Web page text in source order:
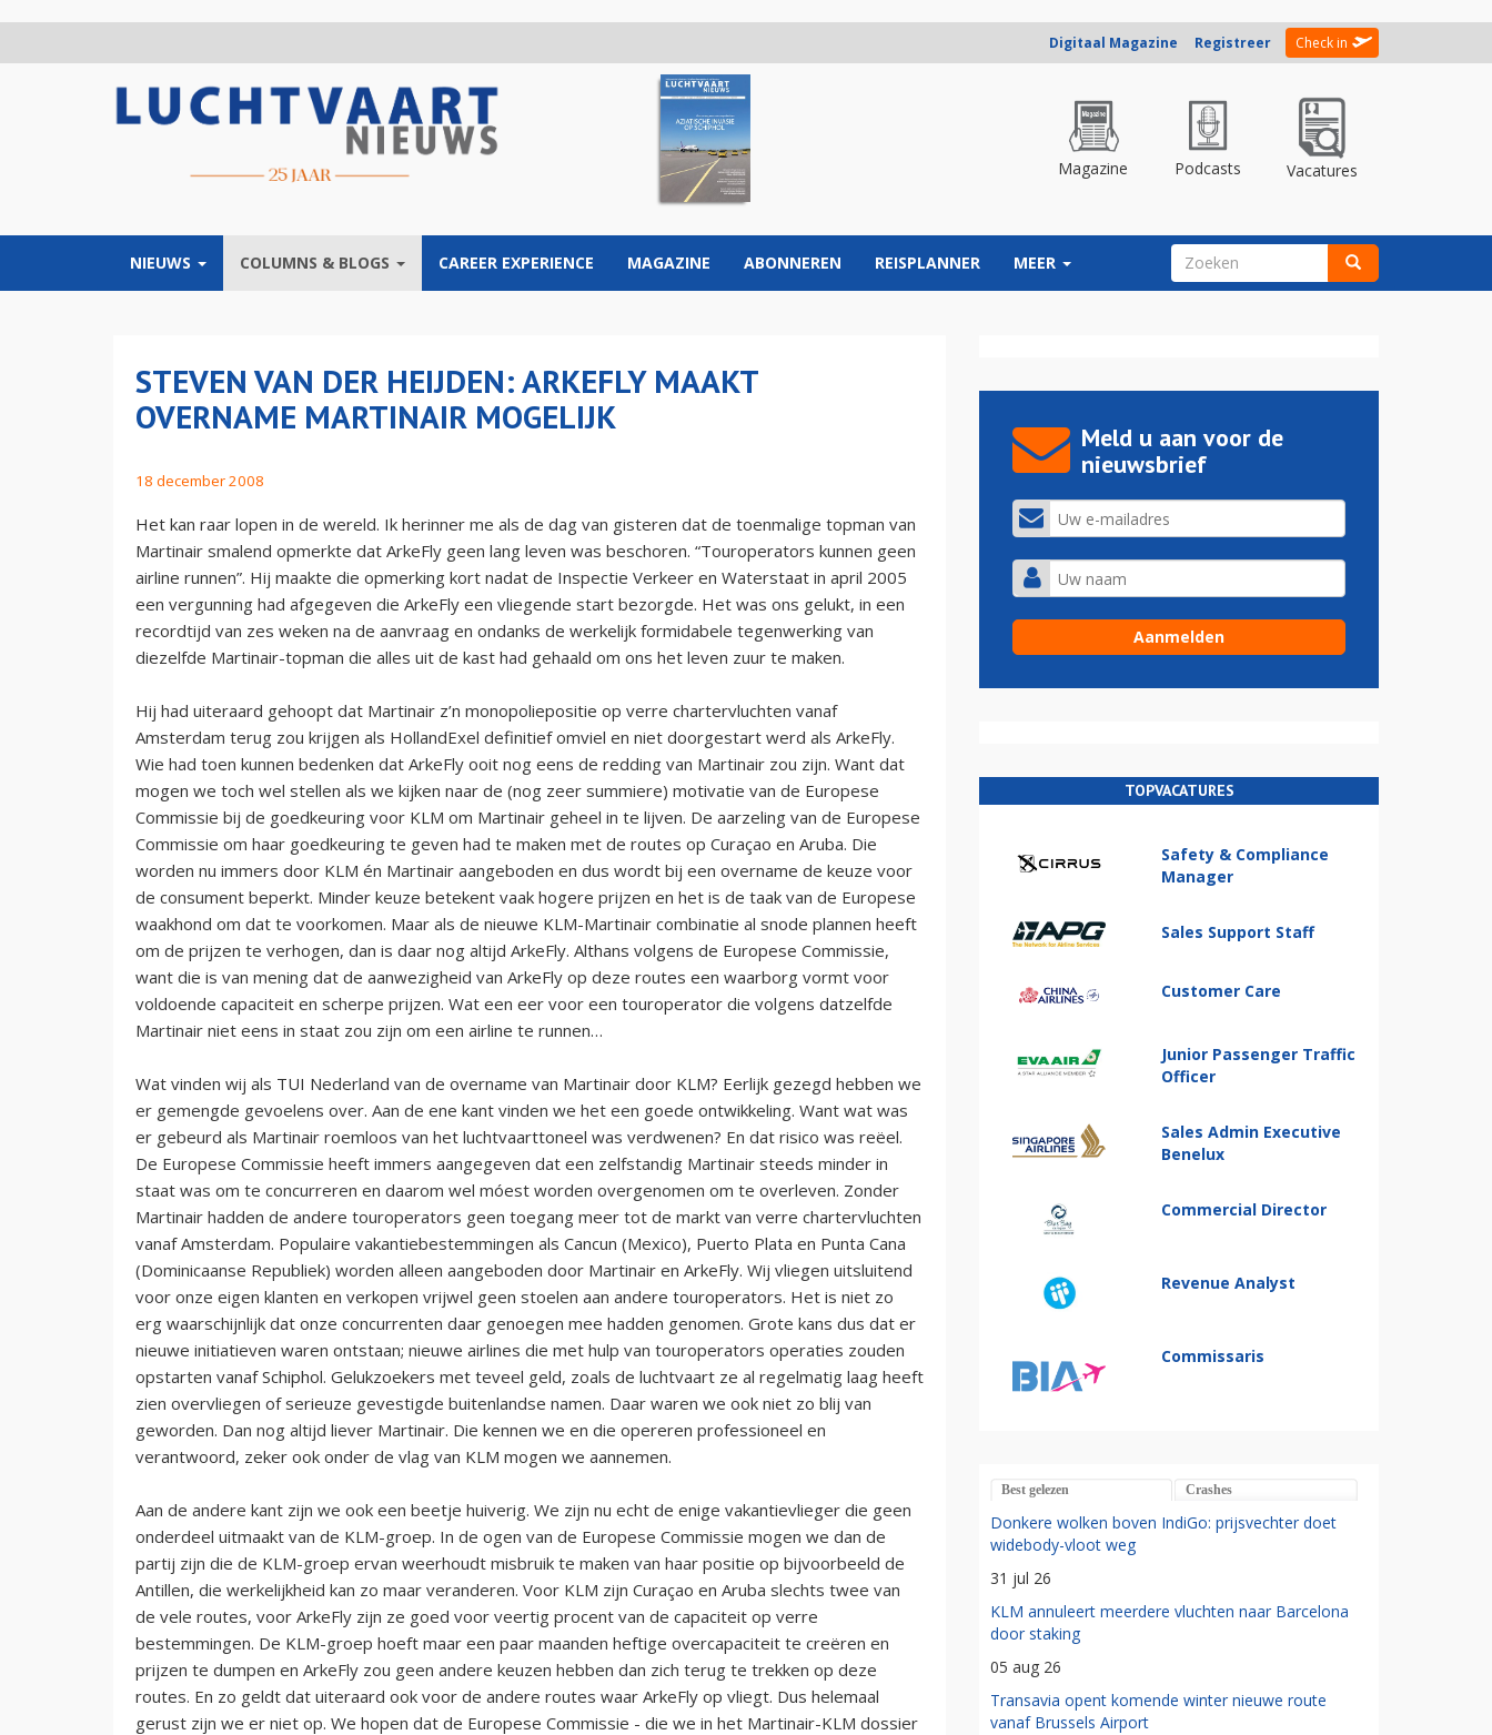
Digitaal Magazine Registreer Check in
Magazine Podcasts Vacatures
NIEUWS COLUMNS & BLOGS CAREER EXPERIENCE MAGAZINE ABONNEREN REISPLANNER MEER ZOEKVELD
STEVEN VAN DER HEIJDEN: ARKEFLY MAAKT
OVERNAME MARTINAIR MOGELIJK
18 december 2008
Het kan raar lopen in de wereld. Ik herinner me als de dag van gisteren dat de toenmalige topman van
Martinair smalend opmerkte dat ArkeFly geen lang leven was beschoren. “Touroperators kunnen geen
airline runnen”. Hij maakte die opmerking kort nadat de Inspectie Verkeer en Waterstaat in april 2005
een vergunning had afgegeven die ArkeFly een vliegende start bezorgde. Het was ons gelukt, in een
recordtijd van zes weken na de aanvraag en ondanks de werkelijk formidabele tegenwerking van
diezelfde Martinair-topman die alles uit de kast had gehaald om ons het leven zuur te maken.
Hij had uiteraard gehoopt dat Martinair z’n monopoliepositie op verre chartervluchten vanaf
Amsterdam terug zou krijgen als HollandExel definitief omviel en niet doorgestart werd als ArkeFly.
Wie had toen kunnen bedenken dat ArkeFly ooit nog eens de redding van Martinair zou zijn. Want dat
mogen we toch wel stellen als we kijken naar de (nog zeer summiere) motivatie van de Europese
Commissie bij de goedkeuring voor KLM om Martinair geheel in te lijven. De aarzeling van de Europese
Commissie om haar goedkeuring te geven had te maken met de routes op Curaçao en Aruba. Die
worden nu immers door KLM én Martinair aangeboden en dus wordt bij een overname de keuze voor
de consument beperkt. Minder keuze betekent vaak hogere prijzen en het is de taak van de Europese
waakhond om dat te voorkomen. Maar als de nieuwe KLM-Martinair combinatie al snode plannen heeft
om de prijzen te verhogen, dan is daar nog altijd ArkeFly. Althans volgens de Europese Commissie,
want die is van mening dat de aanwezigheid van ArkeFly op deze routes een waarborg vormt voor
voldoende capaciteit en scherpe prijzen. Wat een eer voor een touroperator die volgens datzelfde
Martinair niet eens in staat zou zijn om een airline te runnen…
Wat vinden wij als TUI Nederland van de overname van Martinair door KLM? Eerlijk gezegd hebben we
er gemengde gevoelens over. Aan de ene kant vinden we het een goede ontwikkeling. Want wat was
er gebeurd als Martinair roemloos van het luchtvaarttoneel was verdwenen? En dat risico was reëel.
De Europese Commissie heeft immers aangegeven dat een zelfstandig Martinair steeds minder in
staat was om te concurreren en daarom wel móest worden overgenomen om te overleven. Zonder
Martinair hadden de andere touroperators geen toegang meer tot de markt van verre chartervluchten
vanaf Amsterdam. Populaire vakantiebestemmingen als Cancun (Mexico), Puerto Plata en Punta Cana
(Dominicaanse Republiek) worden alleen aangeboden door Martinair en ArkeFly. Wij vliegen uitsluitend
voor onze eigen klanten en verkopen vrijwel geen stoelen aan andere touroperators. Het is niet zo
erg waarschijnlijk dat onze concurrenten daar genoegen mee hadden genomen. Grote kans dus dat er
nieuwe initiatieven waren ontstaan; nieuwe airlines die met hulp van touroperators operaties zouden
opstarten vanaf Schiphol. Gelukzoekers met teveel geld, zoals de luchtvaart ze al regelmatig laag heeft
zien overvliegen of serieuze gevestigde buitenlandse namen. Daar waren we ook niet zo blij van
geworden. Dan nog altijd liever Martinair. Die kennen we en die opereren professioneel en
verantwoord, zeker ook onder de vlag van KLM mogen we aannemen.
Aan de andere kant zijn we ook een beetje huiverig. We zijn nu echt de enige vakantievlieger die geen
onderdeel uitmaakt van de KLM-groep. In de ogen van de Europese Commissie mogen we dan de
partij zijn die de KLM-groep ervan weerhoudt misbruik te maken van haar positie op bijvoorbeeld de
Antillen, die werkelijkheid kan zo maar veranderen. Voor KLM zijn Curaçao en Aruba slechts twee van
de vele routes, voor ArkeFly zijn ze goed voor veertig procent van de capaciteit op verre
bestemmingen. De KLM-groep hoeft maar een paar maanden heftige overcapaciteit te creëren en
prijzen te dumpen en ArkeFly zou geen andere keuzen hebben dan zich terug te trekken op deze
routes. En zo geldt dat uiteraard ook voor de andere routes waar ArkeFly op vliegt. Dus helemaal
gerust zijn we er niet op. We hopen dat de Europese Commissie - die we in het Martinair-KLM dossier
Meld u aan voor de
nieuwsbrief
TOPVACATURES
Safety & Compliance
Manager
Sales Support Staff
Customer Care
Junior Passenger Traffic
Officer
Sales Admin Executive
Benelux
Commercial Director
Revenue Analyst
Commissaris
Best gelezen Crashes
Donkere wolken boven IndiGo: prijsvechter doet
widebody-vloot weg
31 jul 26
KLM annuleert meerdere vluchten naar Barcelona
door staking
05 aug 26
Transavia opent komende winter nieuwe route
vanaf Brussels Airport